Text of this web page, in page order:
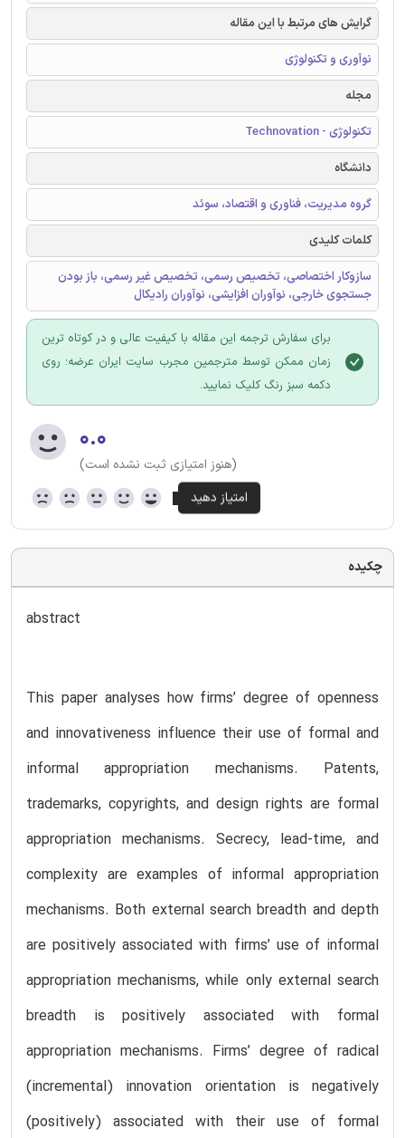
گرایش های مرتبط با این مقاله
نوآوری و تکنولوژی
مجله
تکنولوژی - Technovation
دانشگاه
گروه مدیریت، فناوری و اقتصاد، سوئد
کلمات کلیدی
سازوکار اختصاصی، تخصیص رسمی، تخصیص غیر رسمی، باز بودن
جستجوی خارجی، نوآوران افزایشی، نوآوران رادیکال
برای سفارش ترجمه این مقاله با کیفیت عالی و در کوتاه ترین
زمان ممکن توسط مترجمین مجرب سایت ایران عرضه؛ روی
دکمه سبز رنگ کلیک نمایید.
۰.۰
(هنوز امتیازی ثبت نشده است)
چکیده
abstract
This paper analyses how firms’ degree of openness
and innovativeness influence their use of formal and
informal appropriation mechanisms. Patents,
trademarks, copyrights, and design rights are formal
appropriation mechanisms. Secrecy, lead-time, and
complexity are examples of informal appropriation
mechanisms. Both external search breadth and depth
are positively associated with firms’ use of informal
appropriation mechanisms, while only external search
breadth is positively associated with formal
appropriation mechanisms. Firms’ degree of radical
(incremental) innovation orientation is negatively
(positively) associated with their use of formal